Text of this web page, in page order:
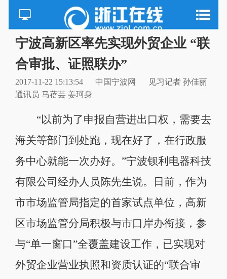
宁波高新区率先实现外贸企业 “联
合审批、证照联办”
2017-11-22 15:13:54 中国宁波网
见习记者 孙佳丽
通讯员 马蓓芸 姜珂身
“以前为了申报自营进出口权，需要去
海关等部门到处跑，现在好了，在行政服
务中心就能一次办好。”宁波钡利电器科技
有限公司经办人员陈先生说。日前，作为
市市场监管局指定的首家试点单位，高新
区市场监管分局积极与市口岸办衔接，参
与“单一窗口”全覆盖建设工作，已实现对
外贸企业营业执照和资质认证的“联合审